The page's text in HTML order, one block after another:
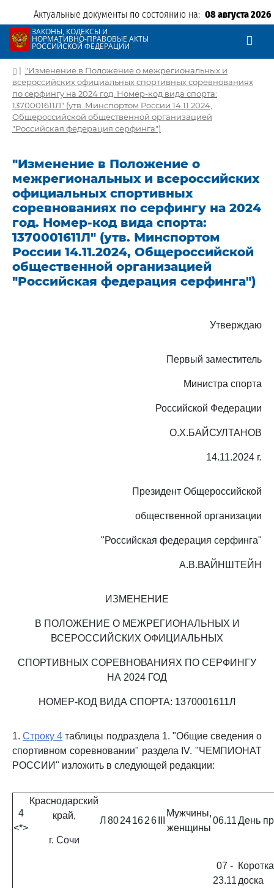
Актуальные документы по состоянию на: 08 августа 2026
ЗАКОНЫ, КОДЕКСЫ И
НОРМАТИВНО-ПРАВОВЫЕ АКТЫ
РОССИЙСКОЙ ФЕДЕРАЦИИ
| "Изменение в Положение о межрегиональных и
всероссийских официальных спортивных соревнованиях
по серфингу на 2024 год. Номер-код вида спорта:
1370001611Л" (утв. Минспортом России 14.11.2024,
Общероссийской общественной организацией
"Российская федерация серфинга")
"Изменение в Положение о
межрегиональных и всероссийских
официальных спортивных
соревнованиях по серфингу на 2024
год. Номер-код вида спорта:
1370001611Л" (утв. Минспортом
России 14.11.2024, Общероссийской
общественной организацией
"Российская федерация серфинга")
Утверждаю
Первый заместитель
Министра спорта
Российской Федерации
О.Х.БАЙСУЛТАНОВ
14.11.2024 г.
Президент Общероссийской
общественной организации
"Российская федерация серфинга"
А.В.ВАЙНШТЕЙН
ИЗМЕНЕНИЕ
В ПОЛОЖЕНИЕ О МЕЖРЕГИОНАЛЬНЫХ И
ВСЕРОССИЙСКИХ ОФИЦИАЛЬНЫХ
СПОРТИВНЫХ СОРЕВНОВАНИЯХ ПО СЕРФИНГУ
НА 2024 ГОД
НОМЕР-КОД ВИДА СПОРТА: 1370001611Л
1.Строку 4 таблицы подраздела 1. "Общие сведения о
спортивном соревновании" раздела IV. "ЧЕМПИОНАТ
РОССИИ" изложить в следующей редакции:
4
<*>
Краснодарский
край,
г. Сочи
Л 80241626
Мужчины,
женщины
06.11День
07 -
23.11 доска